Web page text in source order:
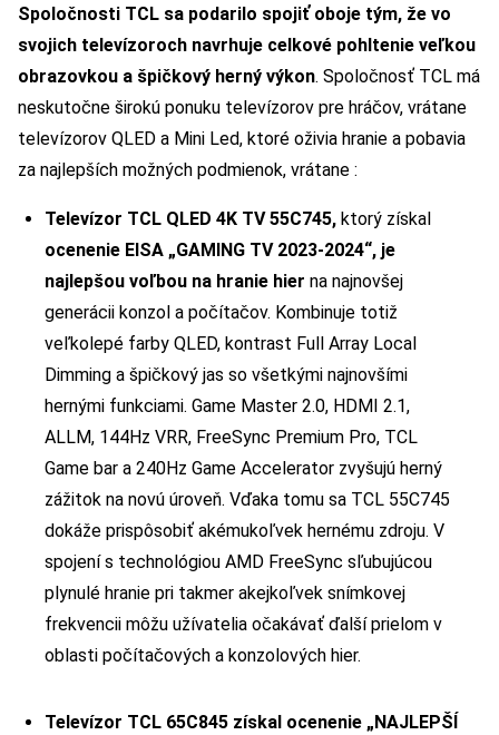
Spoločnosti TCL sa podarilo spojiť oboje tým, že vo
svojich televízoroch navrhuje celkové pohltenie veľkou
obrazovkou a špičkový herný výkon. Spoločnosť TCL má
neskutočne širokú ponuku televízorov pre hráčov, vrátane
televízorov QLED a Mini Led, ktoré oživia hranie a pobavia
za najlepších možných podmienok, vrátane :
Televízor TCL QLED 4K TV 55C745, ktorý získal
ocenenie EISA „GAMING TV 2023-2024“, je
najlepšou voľbou na hranie hier na najnovšej
generácii konzol a počítačov. Kombinuje totiž
veľkolepé farby QLED, kontrast Full Array Local
Dimming a špičkový jas so všetkými najnovšími
hernými funkciami. Game Master 2.0, HDMI 2.1,
ALLM, 144Hz VRR, FreeSync Premium Pro, TCL
Game bar a 240Hz Game Accelerator zvyšujú herný
zážitok na novú úroveň. Vďaka tomu sa TCL 55C745
dokáže prispôsobiť akémukoľvek hernému zdroju. V
spojení s technológiou AMD FreeSync sľubujúcou
plynulé hranie pri takmer akejkoľvek snímkovej
frekvencii môžu užívatelia očakávať ďalší prielom v
oblasti počítačových a konzolových hier.
Televízor TCL 65C845 získal ocenenie „NAJLEPŠÍ